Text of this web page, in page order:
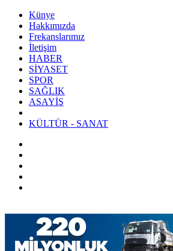
Künye
Hakkımızda
Frekanslarımız
İletişim
HABER
SİYASET
SPOR
SAĞLIK
ASAYİŞ
KÜLTÜR - SANAT